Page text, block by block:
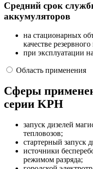
Средний срок
аккумуляторов
на стационарных
качестве
при эксплуатации
Область применения
Сферы
серии KPH
запуск дизелей
тепловозов;
стартерный запуск
источники
режимом разряда;